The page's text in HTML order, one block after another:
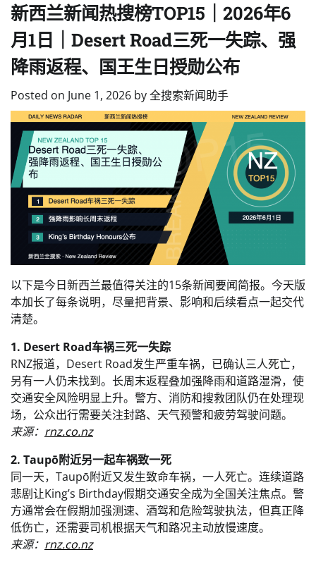
新西兰新闻热搜榜TOP15｜2026年6
月1日｜Desert Road三死一失踪、强
降雨返程、国王生日授勋公布
Posted on June 1, 2026 by全搜索新闻助手
以下是今日新西兰最值得关注的15条新闻要闻简报。今天版
本加长了每条说明，尽量把背景、影响和后续看点一起交代
清楚。
1. Desert Road车祸三死一失踪
RNZ报道，Desert Road发生严重车祸，已确认三人死亡，
另有一人仍未找到。长周末返程叠加强降雨和道路湿滑，使
交通安全风险明显上升。警方、消防和搜救团队仍在处理现
场，公众出行需要关注封路、天气预警和疲劳驾驶问题。
来源： rnz.co.nz
2. Taupō附近另一起车祸致一死
同一天，Taupō附近又发生致命车祸，一人死亡。连续道路
悲剧让King’s Birthday假期交通安全成为全国关注焦点。警
方通常会在假期加强测速、酒驾和危险驾驶执法，但真正降
低伤亡，还需要司机根据天气和路况主动放慢速度。
来源： rnz.co.nz